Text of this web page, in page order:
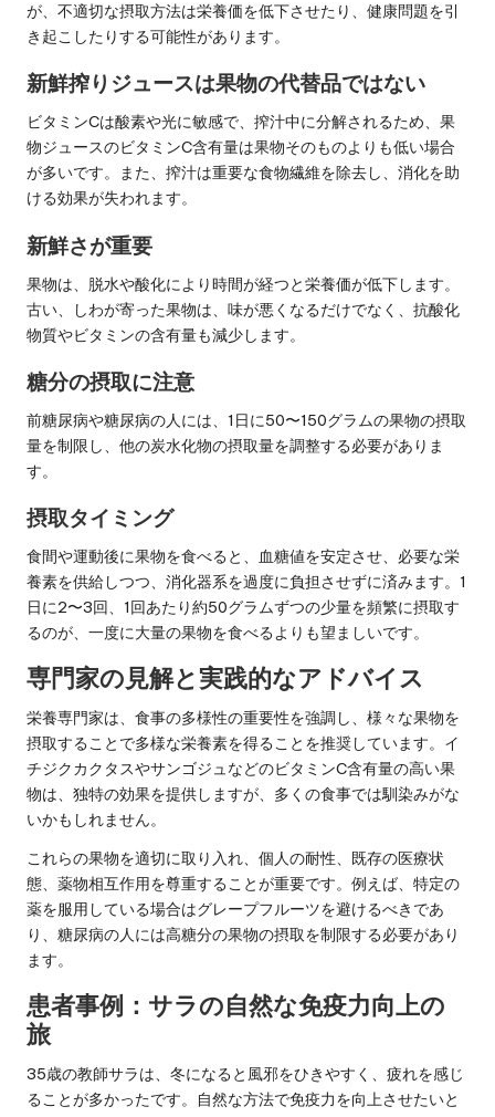
が、不適切な摂取方法は栄養価を低下させたり、健康問題を引
き起こしたりする可能性があります。
新鮮搾りジュースは果物の代替品ではない
ビタミンCは酸素や光に敏感で、搾汁中に分解されるため、果
物ジュースのビタミンC含有量は果物そのものよりも低い場合
が多いです。また、搾汁は重要な食物繊維を除去し、消化を助
ける効果が失われます。
新鮮さが重要
果物は、脱水や酸化により時間が経つと栄養価が低下します。
古い、しわが寄った果物は、味が悪くなるだけでなく、抗酸化
物質やビタミンの含有量も減少します。
糖分の摂取に注意
前糖尿病や糖尿病の人には、1日に50〜150グラムの果物の摂取
量を制限し、他の炭水化物の摂取量を調整する必要がありま
す。
摂取タイミング
食間や運動後に果物を食べると、血糖値を安定させ、必要な栄
養素を供給しつつ、消化器系を過度に負担させずに済みます。1
日に2〜3回、1回あたり約50グラムずつの少量を頻繁に摂取す
るのが、一度に大量の果物を食べるよりも望ましいです。
専門家の見解と実践的なアドバイス
栄養専門家は、食事の多様性の重要性を強調し、様々な果物を
摂取することで多様な栄養素を得ることを推奨しています。イ
チジクカクタスやサンゴジュなどのビタミンC含有量の高い果
物は、独特の効果を提供しますが、多くの食事では馴染みがな
いかもしれません。
これらの果物を適切に取り入れ、個人の耐性、既存の医療状
態、薬物相互作用を尊重することが重要です。例えば、特定の
薬を服用している場合はグレープフルーツを避けるべきであ
り、糖尿病の人には高糖分の果物の摂取を制限する必要があり
ます。
患者事例：サラの自然な免疫力向上の
旅
35歳の教師サラは、冬になると風邪をひきやすく、疲れを感じ
ることが多かったです。自然な方法で免疫力を向上させたいと